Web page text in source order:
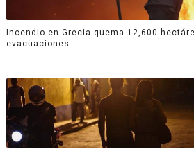
Incendio en Grecia quema 12,600
evacuaciones